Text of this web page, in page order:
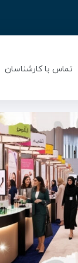
تماس با کارشناسان